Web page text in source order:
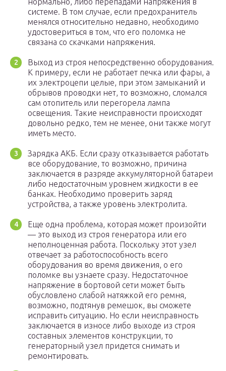
системе. В том случае, если предохранитель
менялся относительно недавно, необходимо
удостовериться в том, что его поломка не
связана со скачками напряжения.
Выход из строя непосредственно оборудования.
К примеру, если не работает печка или фары, а
их электроцепи целые, при этом замыканий и
обрывов проводки нет, то возможно, сломался
сам отопитель или перегорела лампа
освещения. Такие неисправности происходят
довольно редко, тем не менее, они также могут
иметь место.
Зарядка АКБ. Если сразу отказывается работать
все оборудование, то возможно, причина
заключается в разряде аккумуляторной батареи
либо недостаточным уровнем жидкости в ее
банках. Необходимо проверить заряд
устройства, а также уровень электролита.
Еще одна проблема, которая может произойти
— это выход из строя генератора или его
неполноценная работа. Поскольку этот узел
отвечает за работоспособность всего
оборудования во время движения, о его
поломке вы узнаете сразу. Недостаточное
напряжение в бортовой сети может быть
обусловлено слабой натяжкой его ремня,
возможно, подтянув ремешок, вы сможете
исправить ситуацию. Но если неисправность
заключается в износе либо выходе из строя
составных элементов конструкции, то
генераторный узел придется снимать и
ремонтировать.